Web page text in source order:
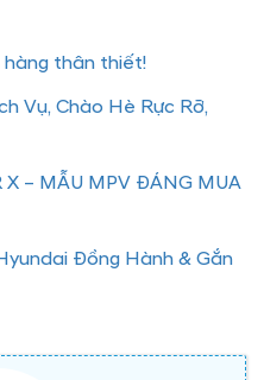
hàng thân thiết!
Vụ, Chào Hè Rực Rỡ,
X – MẪU MPV ĐÁNG MUA
Đồng Hành & Gắn